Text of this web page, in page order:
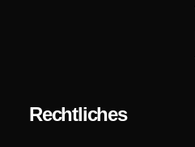
Rechtliches